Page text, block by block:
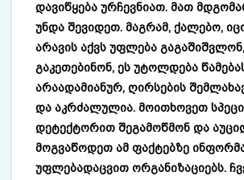
დავიწყება ურჩევნიათ. მათ
უნდა შევიდეთ. მაგრამ, ქალებო,
არავის აქვს უფლება გაგაშიშვლონ,
გაკეთებინონ, ეს უტოლდება
არაადამიანურ, ღირსების
და აკრძალულია. მოითხოვეთ
დეტექტორით შეგამოწმონ და
მოგვაწოდეთ ამ ფაქტებზე
უფლებადაცვით ორგანიზაციებს.